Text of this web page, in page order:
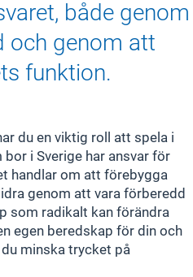
både genom
och genom att
funktion.
du en viktig roll att spela i
i Sverige har ansvar för
handlar om att förebygga
genom att vara förberedd
som radikalt kan förändra
egen beredskap för din och
minska trycket på